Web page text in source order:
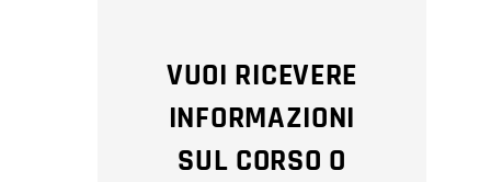
VUOI RICEVERE
INFORMAZIONI
SUL CORSO O